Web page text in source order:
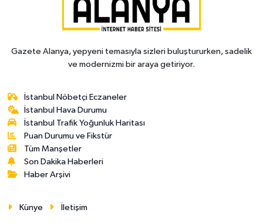
Gazete Alanya, yepyeni temasıyla sizleri buluştururken, sadelik
ve modernizmi bir araya getiriyor.
İstanbul Nöbetçi Eczaneler
İstanbul Hava Durumu
İstanbul Trafik Yoğunluk Haritası
Puan Durumu ve Fikstür
Tüm Manşetler
Son Dakika Haberleri
Haber Arşivi
Künye İletişim